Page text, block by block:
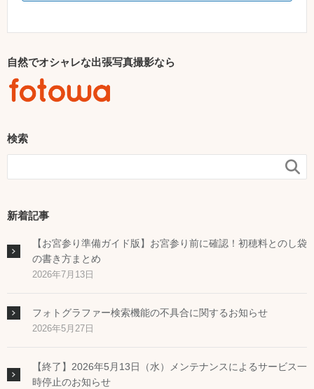
自然でオシャレな出張写真撮影なら
検索

新着記事
【お宮参り準備ガイド版】お宮参り前に確認！初穂料とのし袋
の書き方まとめ
2026年7月13日
フォトグラファー検索機能の不具合に関するお知らせ
2026年5月27日
【終了】2026年5月13日（水）メンテナンスによるサービス一
時停止のお知らせ